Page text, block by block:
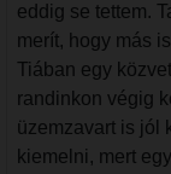
eddig se tettem.
merít, hogy más
Tiában egy
randinkon végig
üzemzavart is jól
kiemelni, mert